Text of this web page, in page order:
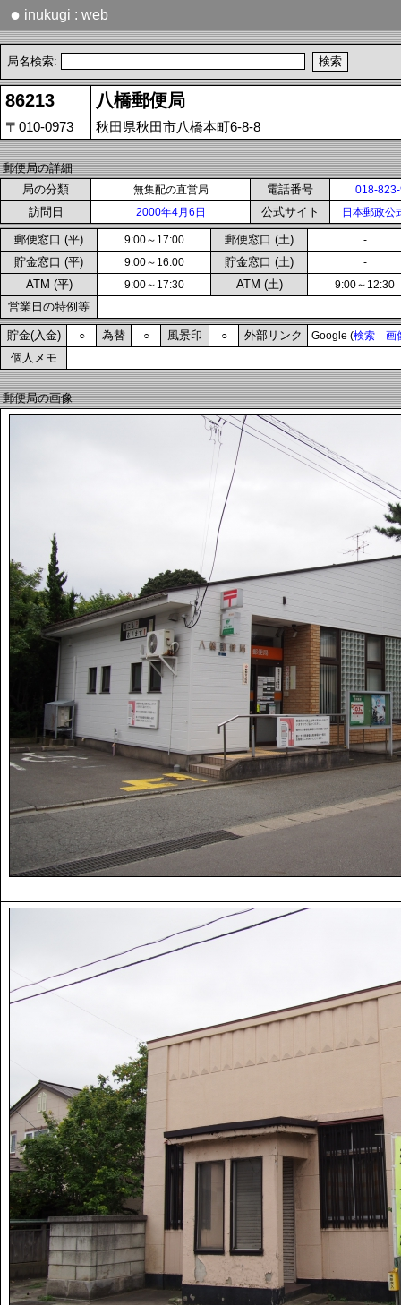
● inukugi : web
局名検索:
86213 八橋郵便局
〒010-0973 秋田県秋田市八橋本町6-8-8
郵便局の詳細
局の分類
無集配の直営局 電話番号 018-
訪問日 2000年4月6日 公式サイト 日本郵政公
郵便窓口 (平) 9:00～17:00 郵便窓口 (土) -
貯金窓口 (平) 9:00～16:00 貯金窓口 (土) -
ATM (平) 9:00～17:30 ATM (土) 9:00～12:30
営業日の特例等
貯金(入金) ○ 為替 ○ 風景印 ○ 外部リンク Google (検索 画
個人メモ
郵便局の画像